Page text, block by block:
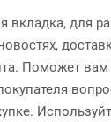
вкладка, для
Поможет вам